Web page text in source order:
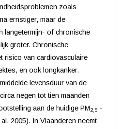
zoals
ernstiger, maar de
langetermijn- of chronische
groter. Chronische
risico van cardiovasculaire
en ook longkanker.
levensduur van de
negen tot tien maanden
aan de huidige PM2,5 -
2005). In Vlaanderen neemt